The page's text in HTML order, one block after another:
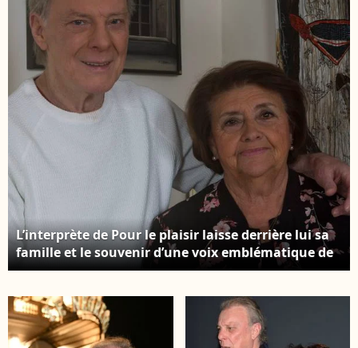
L’interprète de Pour le plaisir laisse derrière lui sa
famille et le souvenir d’une voix emblématique de
la chanson française. Herbert Leonard et sa femme
JLPPA / Bestimage